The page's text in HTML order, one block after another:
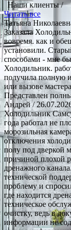
Наши клиенты /
Читать все
Татьяна
Заказала
вовремя. как и
установили.
способами - мне
Холодильник.
получила полную
или вызове
Представлен
Андрей/
Холодильник
года работал не
морозильная
отключения
полу под дверкой
причиной плохой
дренажного
технической
проблему и
где находится
техническое
очистку, ведь в
информации не